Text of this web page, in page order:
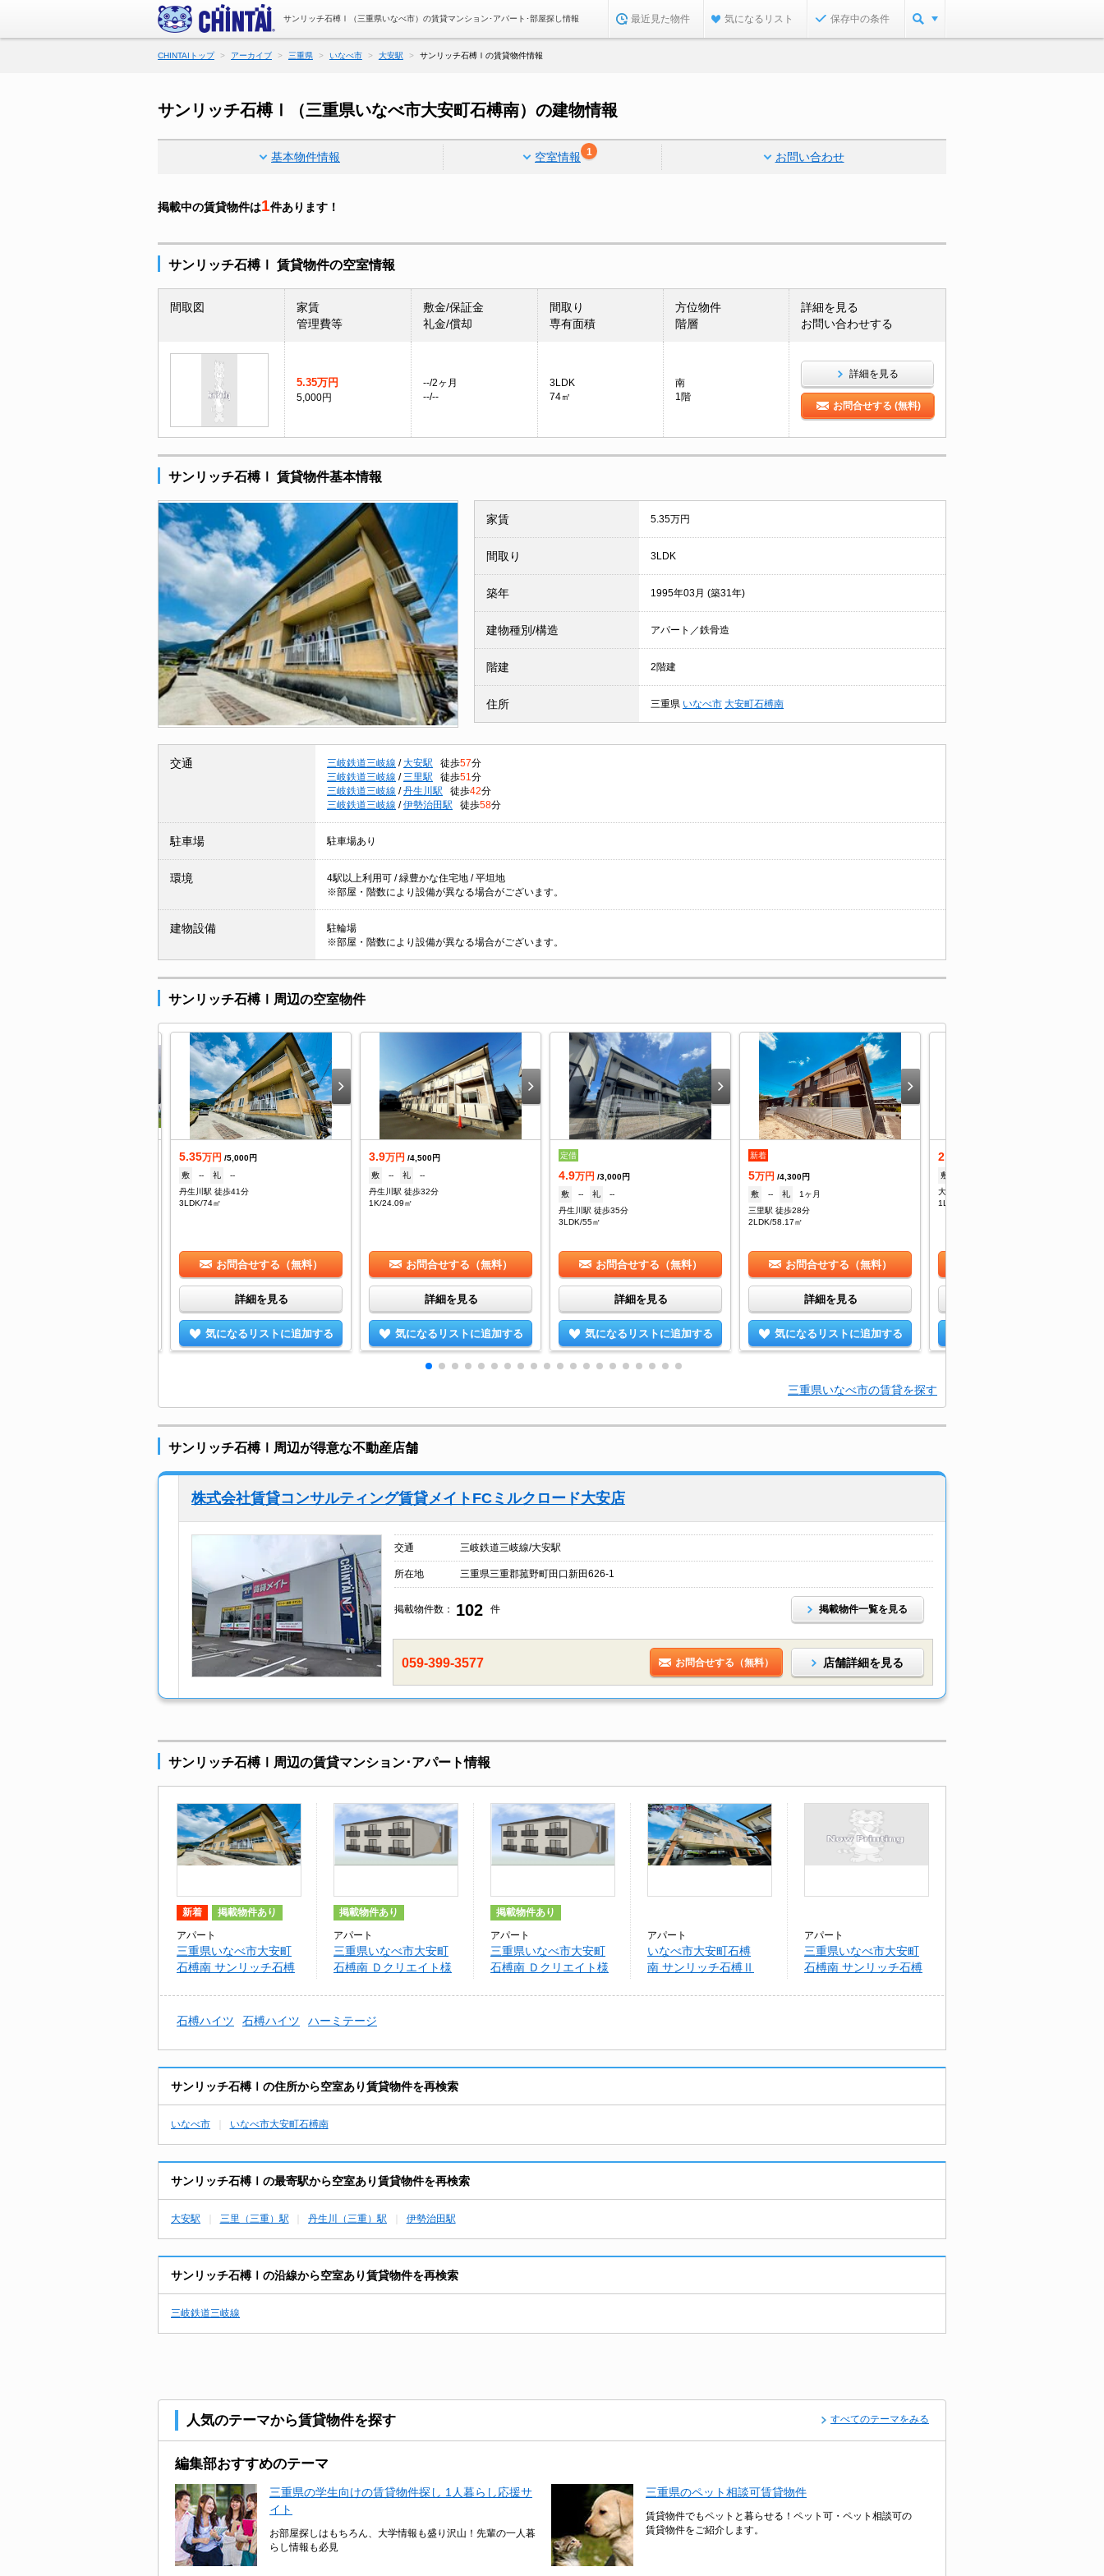
サンリッチ石榑Ⅰ（三重県いなべ市）の賃貸マンション･アパート･部屋探し情報 最近見た物件 気になるリスト 保存中の条件
CHINTAIトップ アーカイブ 三重県 いなべ市 大安駅 サンリッチ石榑Ⅰの賃貸物件情報
サンリッチ石榑Ⅰ（三重県いなべ市大安町石榑南）の建物情報
基本物件情報 空室情報 1 お問い合わせ
掲載中の賃貸物件は1件あります！
サンリッチ石榑Ⅰ 賃貸物件の空室情報
間取図
家賃
管理費等
敷金/保証金
礼金/償却
間取り
専有面積
方位物件
階層
詳細を見る
お問い合わせする
5.35万円
5,000円
--/2ヶ月
--/--
3LDK
74㎡
南
1階
詳細を見る
お問合せする (無料)
サンリッチ石榑Ⅰ 賃貸物件基本情報
家賃 5.35万円
間取り 3LDK
築年 1995年03月 (築31年)
建物種別/構造 アパート／鉄骨造
階建 2階建
住所 三重県 いなべ市 大安町石榑南
交通 三岐鉄道三岐線 / 大安駅 徒歩57分
三岐鉄道三岐線 / 三里駅 徒歩51 分
三岐鉄道三岐線 / 丹生川駅 徒歩42分
三岐鉄道三岐線 / 伊勢治田駅 徒歩58分
駐車場 駐車場あり
環境
4駅以上利用可 / 緑豊かな住宅地 / 平坦地
※部屋・階数により設備が異なる場合がございます。
建物設備
駐輪場
※部屋・階数により設備が異なる場合がございます。
サンリッチ石榑Ⅰ周辺の空室物件
5.35万円 /5,000円
敷
-- 礼
--
丹生川駅 徒歩41分
3LDK/74㎡
お問合せする（無料）
詳細を見る
気になるリストに追加する
3.9万円 /4,500円
敷
-- 礼
--
丹生川駅 徒歩32分
1K/24.09㎡
お問合せする（無料）
詳細を見る
気になるリストに追加する
定借
4.9万円 /3,000円
敷
-- 礼
--
丹生川駅 徒歩35分
3LDK/55㎡
お問合せする（無料）
詳細を見る
気になるリストに追加する
新着
5万円 /4,300円
敷
-- 礼
1ヶ月
三里駅 徒歩28分
2LDK/58.17㎡
お問合せする（無料）
詳細を見る
気になるリストに追加する
2.7
敷
大安駅 徒歩50分
1LDK/35.54㎡
三重県いなべ市の賃貸を探す
サンリッチ石榑Ⅰ周辺が得意な不動産店舗
株式会社賃貸コンサルティング賃貸メイトFCミルクロード大安店
交通 三岐鉄道三岐線/大安駅
所在地 三重県三重郡菰野町田口新田626-1
掲載物件数： 102 件 掲載物件一覧を見る
059-399-3577 お問合せする（無料） 店舗詳細を見る
サンリッチ石榑Ⅰ周辺の賃貸マンション･アパート情報
新着 掲載物件あり
アパート
三重県いなべ市大安町
石榑南 サンリッチ石榑
掲載物件あり
アパート
三重県いなべ市大安町
石榑南 Ｄクリエイト様
掲載物件あり
アパート
三重県いなべ市大安町
石榑南 Ｄクリエイト様
アパート
いなべ市大安町石榑
南 サンリッチ石榑Ⅱ
アパート
三重県いなべ市大安町
石榑南 サンリッチ石榑
石榑ハイツ 石榑ハイツ ハーミテージ
サンリッチ石榑Ⅰの住所から空室あり賃貸物件を再検索
いなべ市 いなべ市大安町石榑南
サンリッチ石榑Ⅰの最寄駅から空室あり賃貸物件を再検索
大安駅 三里（三重）駅 丹生川（三重）駅 伊勢治田駅
サンリッチ石榑Ⅰの沿線から空室あり賃貸物件を再検索
三岐鉄道三岐線
人気のテーマから賃貸物件を探す すべてのテーマをみる
編集部おすすめのテーマ
三重県の学生向けの賃貸物件探し 1人暮らし応援サ
イト
お部屋探しはもちろん、大学情報も盛り沢山！先輩の一人暮
らし情報も必見
三重県のペット相談可賃貸物件
賃貸物件でもペットと暮らせる！ペット可・ペット相談可の
賃貸物件をご紹介します。